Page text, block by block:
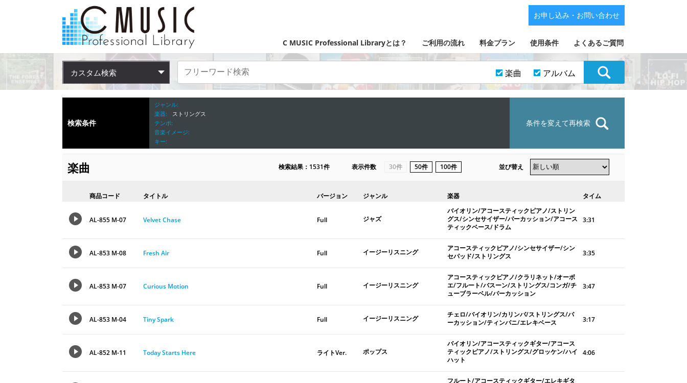
C MUSIC Professional Libraryとは？ ご利用の流れ 料金プラン 使用条件 よくあるご質問
お申し込み・お問い合わせ
カスタム検索 楽曲 アルバム
検索条件
ジャンル
楽器
ストリングス
テンポ
音楽イメージ
キー
条件を変えて再検索
楽曲 検索結果：1531件 表示件数 30件 50件 100件 並び替え
商品コード タイトル バージョン ジャンル 楽器 タイム
AL-855 M-07 Velvet Chase Full ジャズ
バイオリン/アコースティックピアノ/ストリン
グス/シンセサイザー/パーカッション/アコース
ティックベース/ドラム
3:31
AL-853 M-08 Fresh Air Full イージーリスニング
アコースティックピアノ/シンセサイザー/シン
セパッド/ストリングス
3:35
AL-853 M-07 Curious Motion Full イージーリスニング
アコースティックピアノ/クラリネット/オーボ
エ/フルート/バスーン/ストリングス/コンガ/チ
ューブラーベル/パーカッション
3:47
AL-853 M-04 Tiny Spark Full イージーリスニング
チェロ/バイオリン/カリンバ/ストリングス/パ
ーカッション/ティンパニ/エレキベース
3:17
AL-852 M-11 Today Starts Here ライトVer. ポップス
バイオリン/アコースティックギター/アコース
ティックピアノ/ストリングス/グロッケン/ハイ
ハット
4:06
フルート/アコースティックギター/エレキギタ